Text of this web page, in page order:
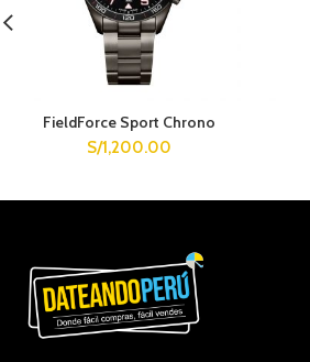
FieldForce Sport Chrono
S/1,200.00